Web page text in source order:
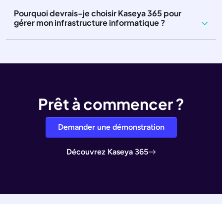
Pourquoi devrais-je choisir Kaseya 365 pour
gérer mon infrastructure informatique ?
Prêt à commencer ?
Demander une démonstration
Découvrez Kaseya 365